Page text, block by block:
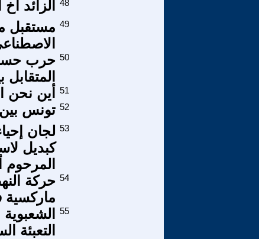
الزائد 48
مستقبل 49
50
أين نحن
51
تونس 52
لجان
كبديل
53
حركة
ماركسية
54
التعبئة
55